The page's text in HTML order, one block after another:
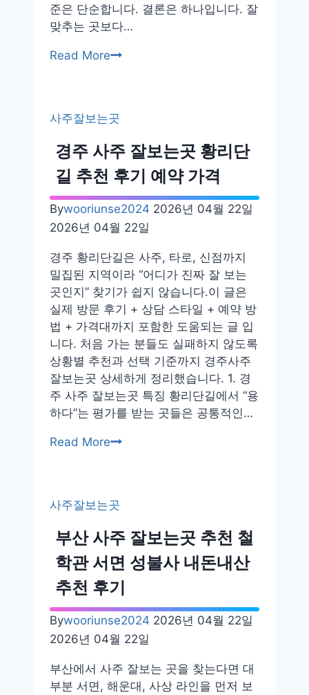
준은 단순합니다. 결론은 하나입니다. 잘
맞추는 곳보다…
Read More점
곳
추
천
–
인
천,
서
일
산,
수
원
후
기
사주잘보는곳
경주 사주 잘보는곳 황리단
길 추천 후기 예약 가격
Bywooriunse2024 2026년 04월 22일
2026년 04월 22일
경주 황리단길은 사주, 타로, 신점까지
밀집된 지역이라 “어디가 진짜 잘 보는
곳인지” 찾기가 쉽지 않습니다.이 글은
실제 방문 후기 + 상담 스타일 + 예약 방
법 + 가격대까지 포함한 도움되는 글 입
니다. 처음 가는 분들도 실패하지 않도록
상황별 추천과 선택 기준까지 경주사주
잘보는곳 상세하게 정리했습니다. 1. 경
주 사주 잘보는곳 특징 황리단길에서 “용
하다”는 평가를 받는 곳들은 공통적인…
Read More경
잘
보
는
곳
황
리
단
길
추
천
후
사주잘보는곳
부산 사주 잘보는곳 추천 철
학관 서면 성불사 내돈내산
추천 후기
Bywooriunse2024 2026년 04월 22일
2026년 04월 22일
부산에서 사주 잘보는 곳을 찾는다면 대
부분 서면, 해운대, 사상 라인을 먼저 보